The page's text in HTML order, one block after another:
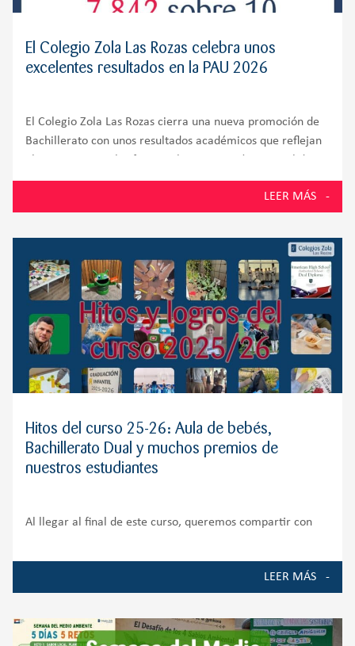
El Colegio Zola Las Rozas celebra unos
excelentes resultados en la PAU 2026
El Colegio Zola Las Rozas cierra una nueva promoción de
Bachillerato con unos resultados académicos que reflejan
sus alumnos. El 100% de los estudiantes presentados a la
LEER MÁS
Hitos del curso 25-26: Aula de bebés,
Bachillerato Dual y muchos premios de
nuestros estudiantes
Al llegar al final de este curso, queremos compartir con
momentos, proyectos y logros que han marcado la vida del
Colegio durante el curso 2025-2026. Ha sido un año de
LEER MÁS